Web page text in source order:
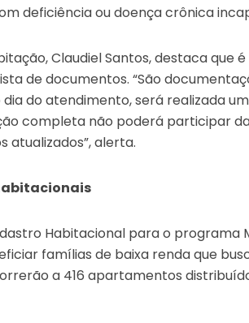
deficiência ou doença crônica
Claudiel Santos, destaca que
de documentos. “São
do atendimento, será realizada
completa não poderá participar
atualizados”, alerta.
Habitacional para o programa
famílias de baixa renda que
a 416 apartamentos